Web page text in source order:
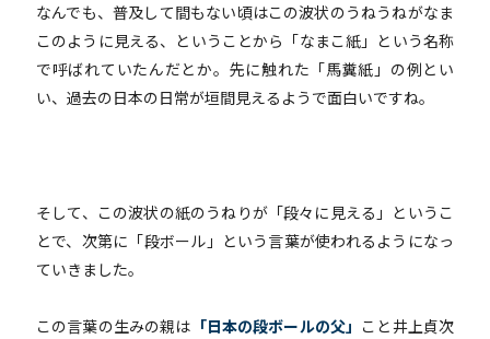
なんでも、普及して間もない頃はこの波状のうねうねがなま
このように見える、ということから「なまこ紙」という名称
で呼ばれていたんだとか。先に触れた「馬糞紙」の例とい
い、過去の日本の日常が垣間見えるようで面白いですね。
そして、この波状の紙のうねりが「段々に見える」というこ
とで、次第に「段ボール」という言葉が使われるようになっ
ていきました。
この言葉の生みの親は 「日本の段ボールの父」 こと井上貞次